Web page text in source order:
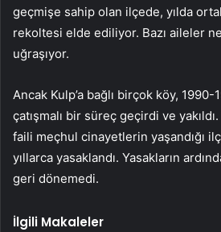
geçmişe sahip olan ilçede, yılda
rekoltesi elde ediliyor. Bazı aileler
uğraşıyor.
Ancak Kulp’a bağlı birçok köy, 1990-
çatışmalı bir süreç geçirdi ve
faili meçhul cinayetlerin yaşandığı
yıllarca yasaklandı. Yasakların
geri dönemedi.
İlgili Makaleler